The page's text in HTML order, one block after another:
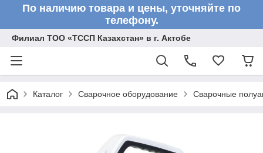
По наличию товара и цены, уточняйте по
телефону.
Филиал ТОО «ТССП Казахстан» в г. Актобе
Каталог Сварочное оборудование Сварочные